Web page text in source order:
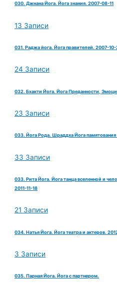
030. Джнана Йога. Йога знания. 2007-08-11
13 Записи
031. Раджа йога. Йога правителей. 2007-10-
24 Записи
032. Бхакти Йога. Йога Преданности,
23 Записи
033. Йога Рода. Шраддха Йога
33 Записи
033. Рита Йога. Йога танца вселенной и
2011-11-18
21 Записи
034. Натья Йога. Йога театра и актеров.
3 Записи
035. Парная Йога. Йога с партнером.